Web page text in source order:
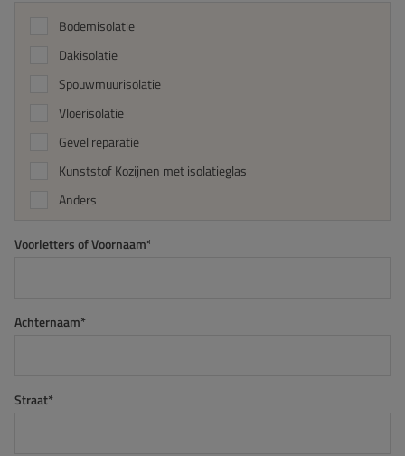
Bodemisolatie
Dakisolatie
Spouwmuurisolatie
Vloerisolatie
Gevel reparatie
Kunststof Kozijnen met isolatieglas
Anders
Voorletters of Voornaam*
Achternaam*
Straat*